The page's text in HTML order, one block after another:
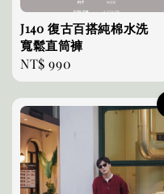
J140 復古百搭純棉水洗
寬鬆直筒褲
Regular
price
NT$ 990